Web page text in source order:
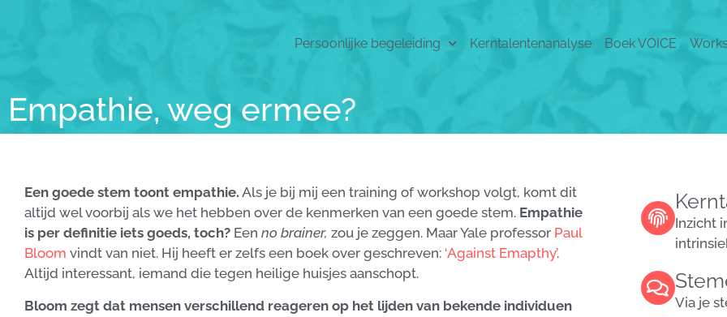
Persoonlijke begeleiding Kerntalentenanalyse Boek VOICE
Empathie, weg ermee?
Een goede stem toont empathie. Als je bij mij een training of workshop volgt, komt dit
altijd wel voorbij als we het hebben over de kenmerken van een goede stem. Empathie
is per definitie iets goeds, toch? Een no brainer, zou je zeggen. Maar Yale professor Paul
Bloom vindt van niet. Hij heeft er zelfs een boek over geschreven: ‘Against Emapthy’.
Altijd interessant, iemand die tegen heilige huisjes aanschopt.
Bloom zegt dat mensen verschillend reageren op het lijden van bekende individuen
Inzicht
Via je